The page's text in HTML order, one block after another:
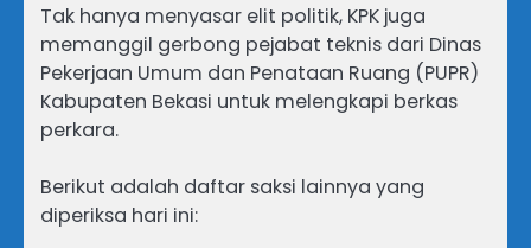
Tak hanya menyasar elit politik, KPK juga
memanggil gerbong pejabat teknis dari Dinas
Pekerjaan Umum dan Penataan Ruang (PUPR)
Kabupaten Bekasi untuk melengkapi berkas
perkara.
Berikut adalah daftar saksi lainnya yang
diperiksa hari ini: